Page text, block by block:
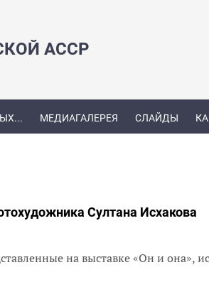
АССР
МЕДИАГАЛЕРЕЯ СЛАЙДЫ
Султана Исхакова
на выставке «Он и она»,